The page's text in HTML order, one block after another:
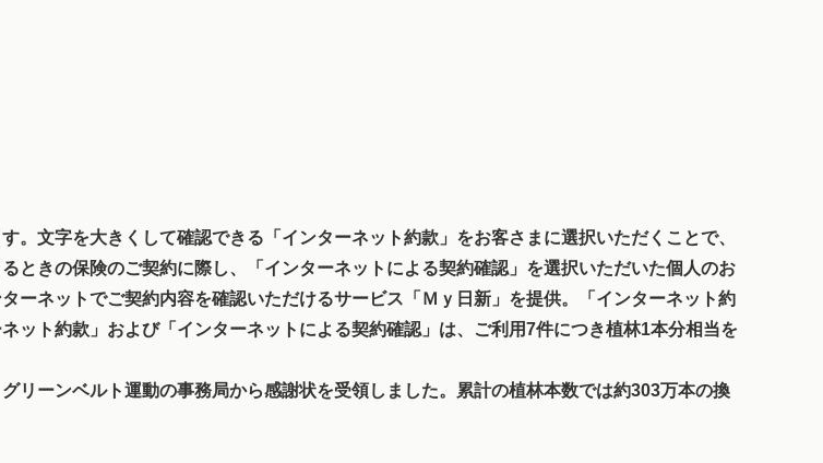
文字を大きくして確認できる「インターネット約款」をお客さまに選択いただくことで、
ときの保険のご契約に際し、「インターネットによる契約確認」を選択いただいた個人のお
ーネットでご契約内容を確認いただけるサービス「Ｍｙ日新」を提供。「インターネット約
ット約款」および「インターネットによる契約確認」は、ご利用7件につき植林1本分相当を
リーンベルト運動の事務局から感謝状を受領しました。累計の植林本数では約303万本の換